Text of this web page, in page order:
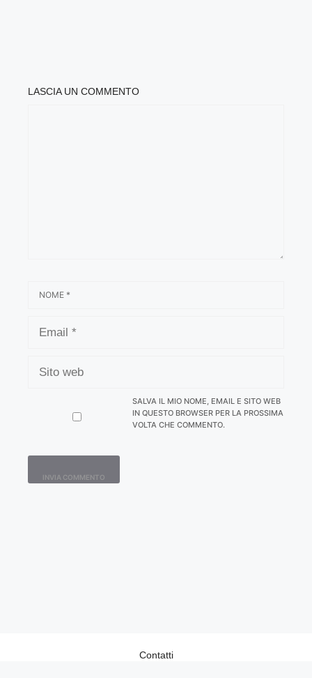
LASCIA UN COMMENTO
WEB
SALVA IL MIO NOME, EMAIL E SITO WEB
IN QUESTO BROWSER PER LA PROSSIMA
VOLTA CHE COMMENTO.
Contatti